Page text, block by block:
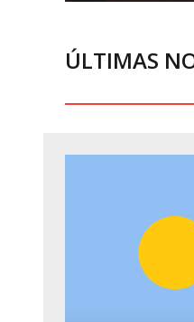
ÚLTIMAS